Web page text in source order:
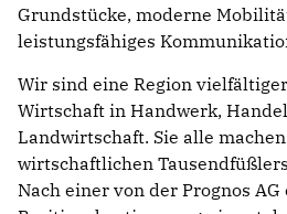
Grundstücke, moderne
leistungsfähiges
Wir sind eine Region
Wirtschaft in Handwerk,
Landwirtschaft. Sie alle
wirtschaftlichen
Nach einer von der Prognos